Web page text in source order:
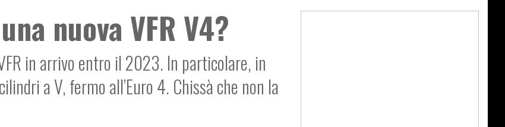
nuova VFR V4?
in arrivo entro il 2023. In particolare, in
a V, fermo all’Euro 4. Chissà che non la